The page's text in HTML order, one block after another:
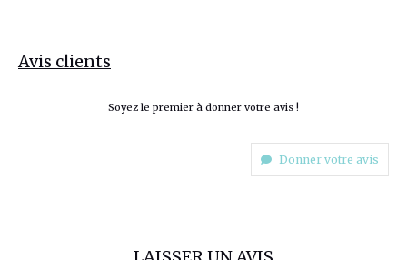
Avis clients
Soyez le premier à donner votre avis !
Donner votre avis